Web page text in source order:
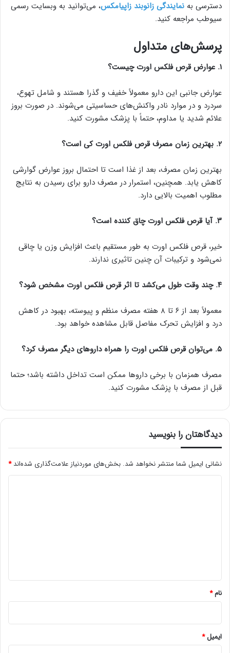
دسترسی به نمایندگی زانوبند زاپیامکس، می‌توانید به وبسایت رسمی
سیوطب مراجعه کنید.
پرسش‌های متداول
۱. عوارض قرص فلکس اورت چیست؟
عوارض جانبی این دارو معمولاً خفیف و گذرا هستند و شامل تهوع،
سردرد و در موارد نادر واکنش‌های حساسیتی می‌شوند. در صورت بروز
علائم شدید یا مداوم، حتماً با پزشک مشورت کنید.
۲. بهترین زمان مصرف قرص فلکس اورت کی است؟
بهترین زمان مصرف، بعد از غذا است تا احتمال بروز عوارض گوارشی
کاهش یابد. همچنین، استمرار در مصرف دارو برای رسیدن به نتایج
مطلوب اهمیت بالایی دارد.
۳. آیا قرص فلکس اورت چاق کننده است؟
خیر، قرص فلکس اورت به طور مستقیم باعث افزایش وزن یا چاقی
نمی‌شود و ترکیبات آن چنین تاثیری ندارند.
۴. چند وقت طول می‌کشد تا اثر قرص فلکس اورت مشخص شود؟
معمولاً بعد از ۶ تا ۸ هفته مصرف منظم و پیوسته، بهبود در کاهش
درد و افزایش تحرک مفاصل قابل مشاهده خواهد بود.
۵. می‌توان قرص فلکس اورت را همراه داروهای دیگر مصرف کرد؟
مصرف همزمان با برخی داروها ممکن است تداخل داشته باشد؛ حتما
قبل از مصرف با پزشک مشورت کنید.
دیدگاهتان را بنویسید
نشانی ایمیل شما منتشر نخواهد شد. بخش‌های موردنیاز علامت‌گذاری شده‌اند*
نام*
ایمیل*